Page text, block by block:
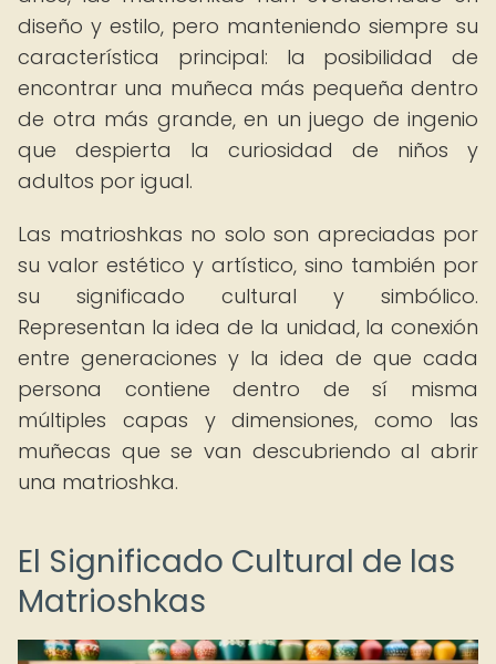
diseño y estilo, pero manteniendo siempre su
característica principal: la posibilidad de
encontrar una muñeca más pequeña dentro
de otra más grande, en un juego de ingenio
que despierta la curiosidad de niños y
adultos por igual.
Las matrioshkas no solo son apreciadas por
su valor estético y artístico, sino también por
su significado cultural y simbólico.
Representan la idea de la unidad, la conexión
entre generaciones y la idea de que cada
persona contiene dentro de sí misma
múltiples capas y dimensiones, como las
muñecas que se van descubriendo al abrir
una matrioshka.
El Significado Cultural de las
Matrioshkas